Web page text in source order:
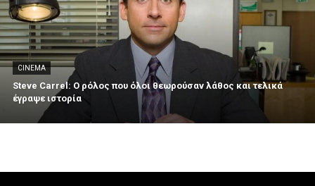
CINEMA
Steve Carrel: Ο ρόλος που όλοι θεωρούσαν λάθος και τελικά
έγραψε ιστορία